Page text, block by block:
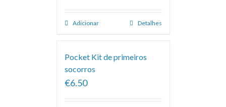
Adicionar Detalhes
Pocket Kit de primeiros
socorros
€6.50